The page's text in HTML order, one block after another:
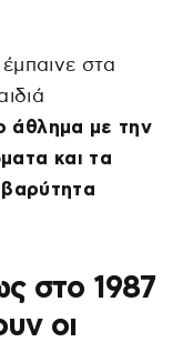
στα
άθλημα με την
και τα
βαρύτητα
στο 1987
οι